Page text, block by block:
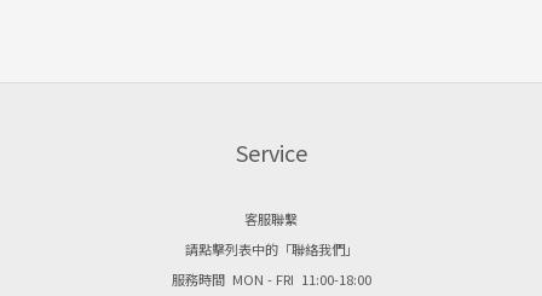
Service
客服聯繫
請點擊列表中的「聯絡我們」
服務時間 MON - FRI 11:00-18:00